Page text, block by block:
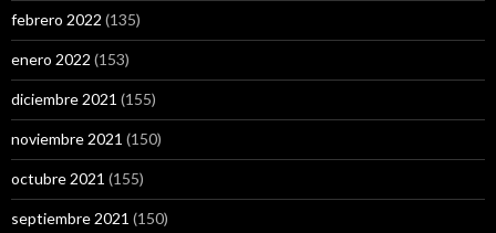
febrero 2022 (135)
enero 2022 (153)
diciembre 2021 (155)
noviembre 2021 (150)
octubre 2021 (155)
septiembre 2021 (150)